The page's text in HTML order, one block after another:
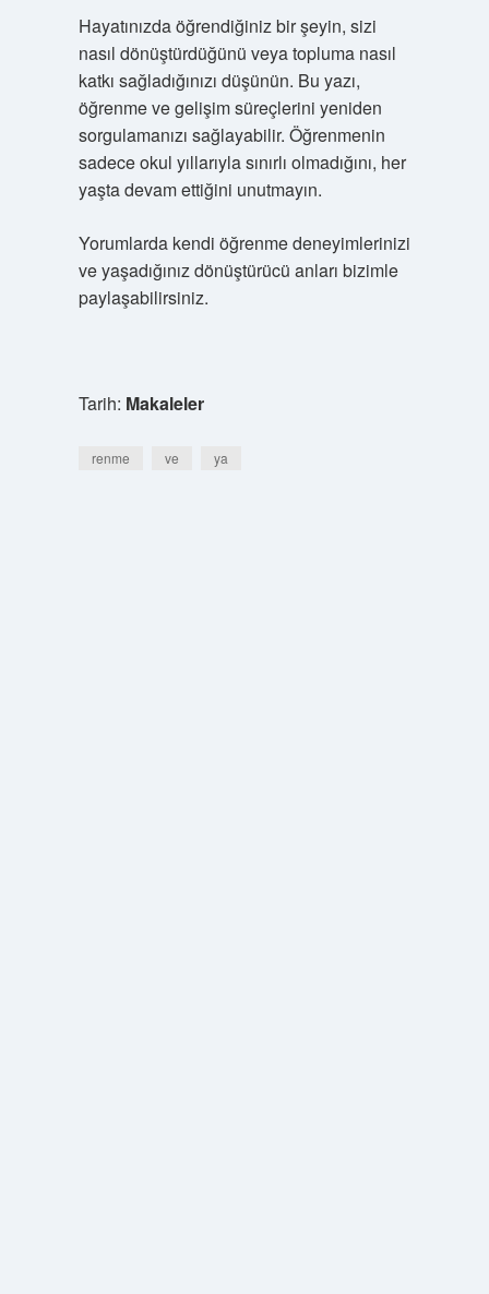
Hayatınızda öğrendiğiniz bir şeyin, sizi
nasıl dönüştürdüğünü veya topluma nasıl
katkı sağladığınızı düşünün. Bu yazı,
öğrenme ve gelişim süreçlerini yeniden
sorgulamanızı sağlayabilir. Öğrenmenin
sadece okul yıllarıyla sınırlı olmadığını, her
yaşta devam ettiğini unutmayın.
Yorumlarda kendi öğrenme deneyimlerinizi
ve yaşadığınız dönüştürücü anları bizimle
paylaşabilirsiniz.
Tarih: Makaleler
renme ve ya